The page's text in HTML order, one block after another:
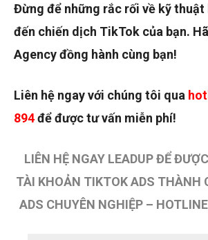
Đừng để những rắc rối về kỹ thuật
đến chiến dịch TikTok của bạn.
Agency đồng hành cùng bạn!
Liên hệ ngay với chúng tôi qua
894để được tư vấn miễn phí!
LIÊN HỆ NGAY LEADUP ĐỂ
TÀI KHOẢN TIKTOK ADS THÀNH
ADS CHUYÊN NGHIỆP –